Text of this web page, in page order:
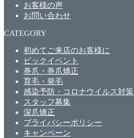
お客様の声
お問い合わせ
CATEGORY
初めてご来店のお客様に
ビックイベント
巻爪・巻爪矯正
育毛・発毛
感染予防・コロナウイルス対策
スタッフ募集
深爪矯正
プライバシーポリシー
キャンペーン